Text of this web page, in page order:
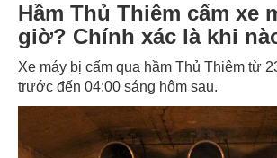
Hầm Thủ Thiêm cấm xe
giờ? Chính xác là khi
Xe máy bị cấm qua hầm Thủ Thiêm từ
trước đến 04:00 sáng hôm sau.